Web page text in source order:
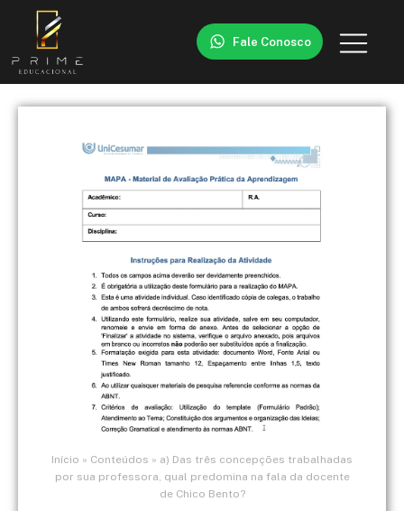
Fale Conosco
Início » Conteúdos » a) Das três concepções trabalhadas
por sua professora, qual predomina na fala da docente
de Chico Bento?